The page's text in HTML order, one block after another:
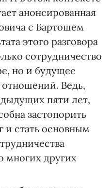
анонсированная
с Бартошем
этого разговора
сотрудничество
но и будущее
Ведь,
пяти лет,
застопорить
и стать основным
многих других